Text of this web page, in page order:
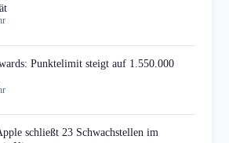
Punktelimit steigt auf 1.550.000
schließt 23 Schwachstellen im